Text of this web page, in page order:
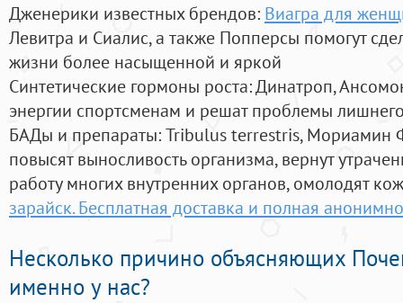
Дженерики известных брендов: Виагра для
Левитра и Сиалис, а также Попперсы помогут
жизни более насыщенной и яркой
Синтетические гормоны роста: Динатроп,
энергии спортсменам и решат проблемы
БАДы и препараты:Tribulus terrestris, Мориамин
повысят выносливость организма, вернут
работу многих внутренних органов, омолодят
зарайск. Бесплатная доставка и полная
Несколько причино объясняющих
именно у нас?